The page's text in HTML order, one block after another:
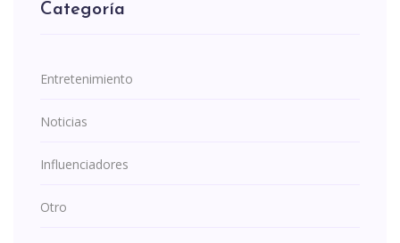
Categoría
Entretenimiento
Noticias
Influenciadores
Otro